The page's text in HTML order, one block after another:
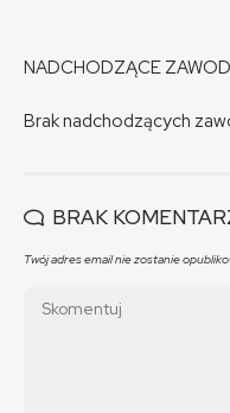
NADCHODZĄCE
Brak nadchodzących
BRAK
Twój adres email nie zostanie